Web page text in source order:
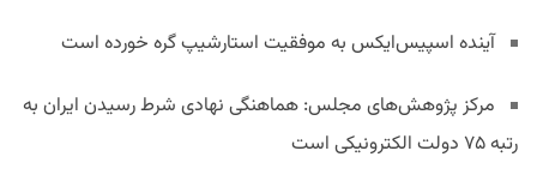
آینده اسپیس‌ایکس به موفقیت استارشیپ گره خورده است
مرکز پژوهش‌های مجلس: هماهنگی نهادی شرط رسیدن ایران به
رتبه ۷۵ دولت الکترونیکی است